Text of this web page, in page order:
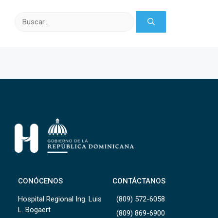
CONÓCENOS
Hospital Regional Ing. Luis
L. Bogaert
CONTÁCTANOS
(809) 572-6058
(809) 869-6900